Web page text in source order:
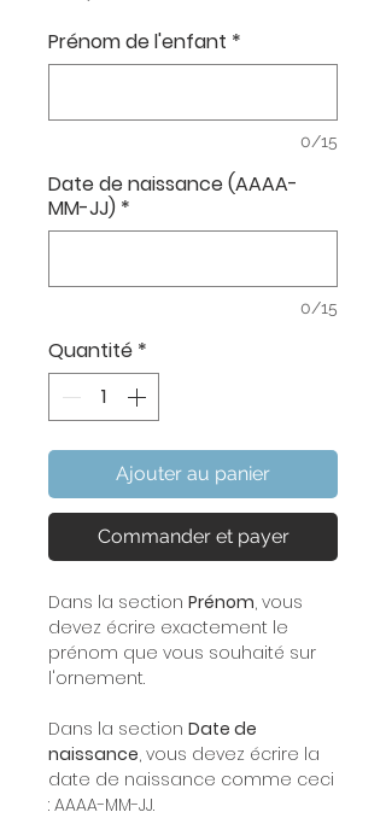
Prénom de l'enfant *
0/15
Date de naissance (AAAA-
MM-JJ) *
0/15
Quantité *
Ajouter au panier
Commander et payer
Dans la section Prénom, vous
devez écrire exactement le
prénom que vous souhaité sur
l'ornement.
Dans la section Date de
naissance, vous devez écrire la
date de naissance comme ceci
: AAAA-MM-JJ.